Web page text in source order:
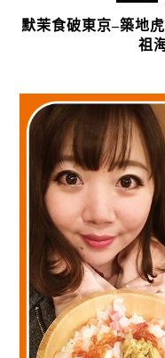
默茉食破東京–築地
祖